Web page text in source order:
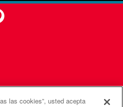
las cookies”, usted acepta